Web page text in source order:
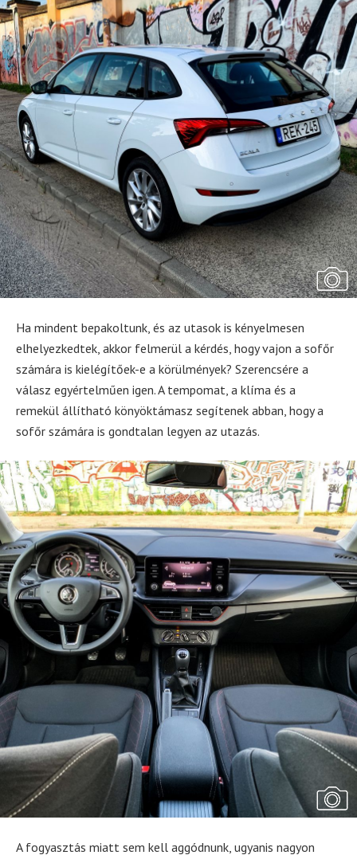
Ha mindent bepakoltunk, és az utasok is kényelmesen
elhelyezkedtek, akkor felmerül a kérdés, hogy vajon a sofőr
számára is kielégítőek-e a körülmények? Szerencsére a
válasz egyértelműen igen. A tempomat, a klíma és a
remekül állítható könyöktámasz segítenek abban, hogy a
sofőr számára is gondtalan legyen az utazás.
A fogyasztás miatt sem kell aggódnunk, ugyanis nagyon